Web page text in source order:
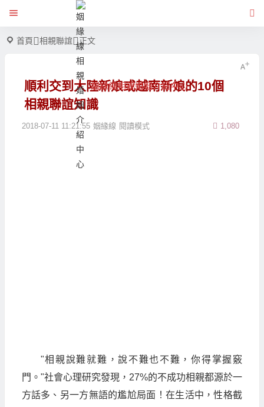
姻緣線相親婚姻介紹中心
首頁 相親聯誼 正文
順利交到大陸新娘或越南新娘的10個
相親聯誼知識
2018-07-11 11:21:55 姻緣線 1,080
閱讀模式
"相親說難就難，說不難也不難，你得掌握竅
門。"社會心理研究發現，27%的不成功相親都源於一
方話多、另一方無語的尷尬局面！在生活中，性格截